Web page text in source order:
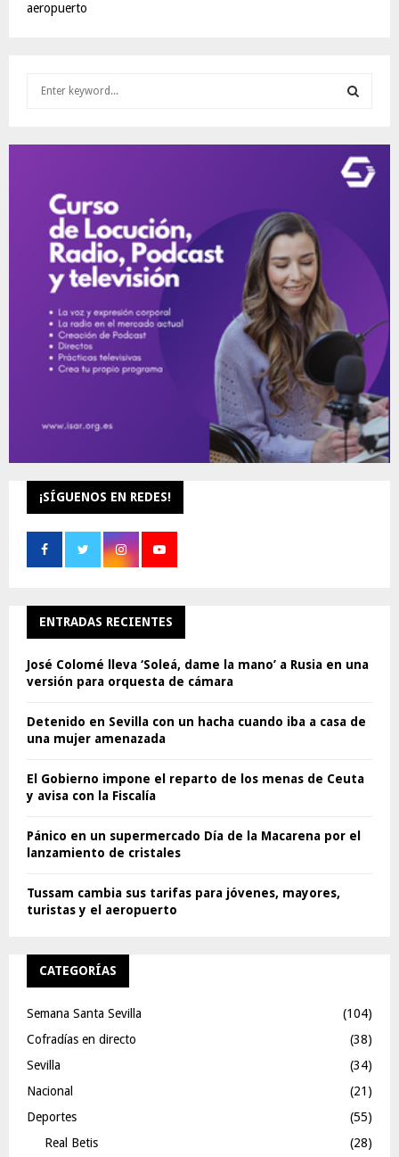
aeropuerto
E
¡SÍGUENOS EN REDES!
ENTRADAS RECIENTES
José Colomé lleva ‘Soleá, dame la mano’ a Rusia en una
versión para orquesta de cámara
Detenido en Sevilla con un hacha cuando iba a casa de
una mujer amenazada
El Gobierno impone el reparto de los menas de Ceuta
y avisa con la Fiscalía
Pánico en un supermercado Día de la Macarena por el
lanzamiento de cristales
Tussam cambia sus tarifas para jóvenes, mayores,
turistas y el aeropuerto
CATEGORÍAS
Semana Santa Sevilla
(104)
Cofradías en directo
(38)
Sevilla
(34)
Nacional
(21)
Deportes
(55)
Real Betis
(28)